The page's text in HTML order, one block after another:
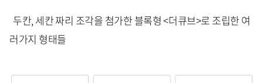
두칸, 세칸 짜리 조각을 첨가한 블록형 <더큐브>로 조립한 여
러가지 형태들